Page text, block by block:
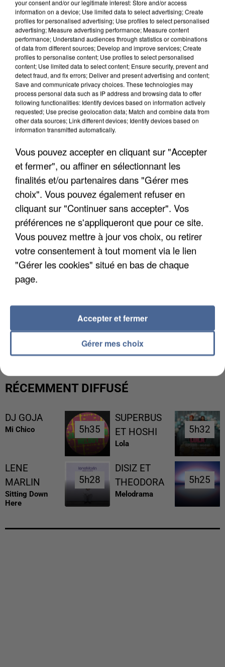
UN SECOND CADRE DE LA DZ MAFIA
UNE TOURISTE DE L’OISE EMPORTÉE PAR UNE
COULÉE DE BOUE EN HAUTE-SAVOIE
RÉCEMMENT DIFFUSÉ
DJ GOJA
Mi Chico 5h35
5h35
SUPERBUS
ET HOSHI
Lola
5h32
5h32
LENE
MARLIN
Sitting Down
Here
5h28
5h28
DISIZ ET
THEODORA
Melodrama
5h25
5h25
your consent and/or our legitimate interest: Store and/or access
information on a device; Use limited data to select advertising; Create
profiles for personalised advertising; Use profiles to select personalised
advertising; Measure advertising performance; Measure content
performance; Understand audiences through statistics or combinations
of data from different sources; Develop and improve services; Create
profiles to personalise content; Use profiles to select personalised
content; Use limited data to select content; Ensure security, prevent and
detect fraud, and fix errors; Deliver and present advertising and content;
Save and communicate privacy choices. These technologies may
process personal data such as IP address and browsing data to offer
following functionalities: Identify devices based on information actively
requested; Use precise geolocation data; Match and combine data from
other data sources; Link different devices; Identify devices based on
information transmitted automatically.
Vous pouvez accepter en cliquant sur "Accepter
et fermer", ou affiner en sélectionnant les
finalités et/ou partenaires dans "Gérer mes
choix". Vous pouvez également refuser en
cliquant sur "Continuer sans accepter". Vos
préférences ne s'appliqueront que pour ce site.
Vous pouvez mettre à jour vos choix, ou retirer
votre consentement à tout moment via le lien
"Gérer les cookies" situé en bas de chaque
page.
Gérer mes choix
Accepter et fermer